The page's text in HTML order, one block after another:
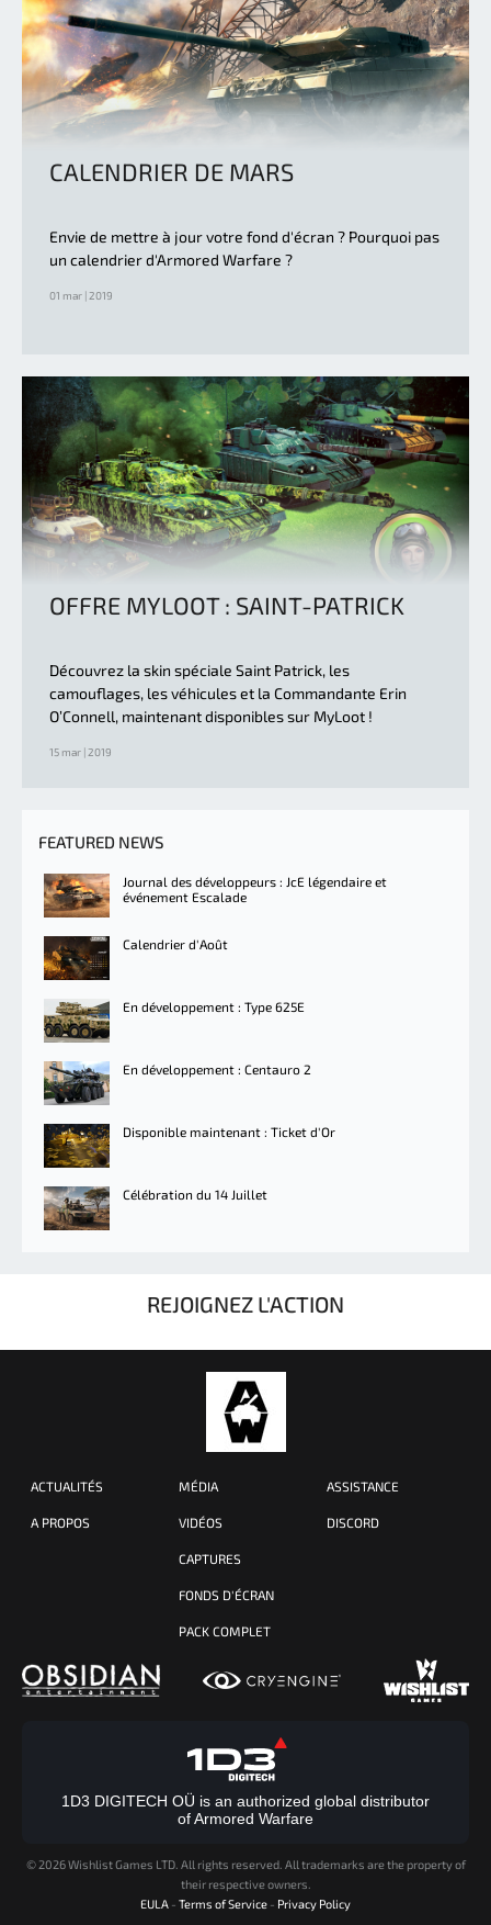
CALENDRIER DE MARS
Envie de mettre à jour votre fond d'écran ? Pourquoi pas
un calendrier d'Armored Warfare ?
01 mar | 2019
OFFRE MYLOOT : SAINT-PATRICK
Découvrez la skin spéciale Saint Patrick, les
camouflages, les véhicules et la Commandante Erin
O’Connell, maintenant disponibles sur MyLoot !
15 mar | 2019
FEATURED NEWS
Journal des développeurs : JcE légendaire et
événement Escalade
Calendrier d'Août
En développement : Type 625E
En développement : Centauro 2
Disponible maintenant : Ticket d'Or
Célébration du 14 Juillet
REJOIGNEZ L'ACTION
ACTUALITÉS
A PROPOS
MÉDIA
VIDÉOS
CAPTURES
FONDS D'ÉCRAN
PACK COMPLET
ASSISTANCE
DISCORD
1D3 DIGITECH OÜ is an authorized global distributor
of Armored Warfare
© 2026 Wishlist Games LTD. All rights reserved. All trademarks are the property of
their respective owners.
EULA - Terms of Service - Privacy Policy